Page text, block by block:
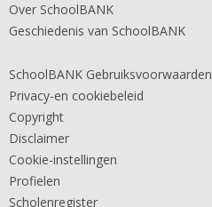
Over SchoolBANK
Geschiedenis van SchoolBANK
SchoolBANK Gebruiksvoorwaarden
Privacy-en cookiebeleid
Copyright
Disclaimer
Cookie-instellingen
Profielen
Scholenregister